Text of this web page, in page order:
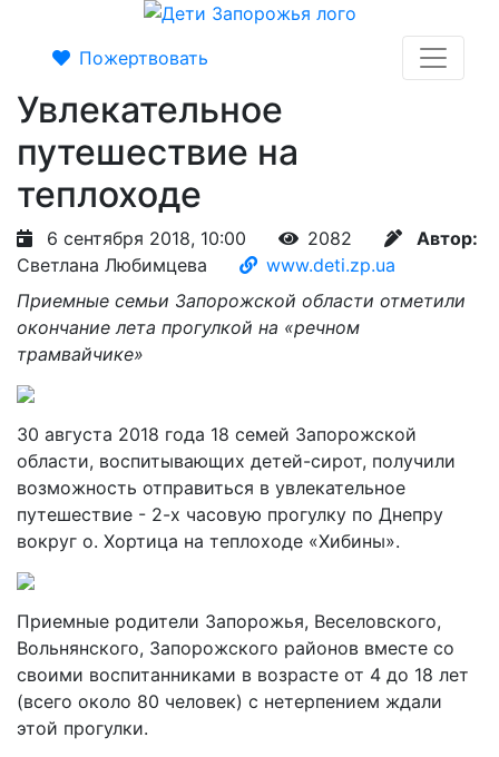
Пожертвовать
Увлекательное
путешествие на
теплоходе
6 сентября 2018, 10:00 2082
Автор:
Светлана Любимцева
www.deti.zp.ua
Приемные семьи Запорожской области отметили
окончание лета прогулкой на «речном
трамвайчике»
30 августа 2018 года 18 семей Запорожской
области, воспитывающих детей-сирот, получили
возможность отправиться в увлекательное
путешествие - 2-х часовую прогулку по Днепру
вокруг о. Хортица на теплоходе «Хибины».
Приемные родители Запорожья, Веселовского,
Вольнянского, Запорожского районов вместе со
своими воспитанниками в возрасте от 4 до 18 лет
(всего около 80 человек) с нетерпением ждали
этой прогулки.